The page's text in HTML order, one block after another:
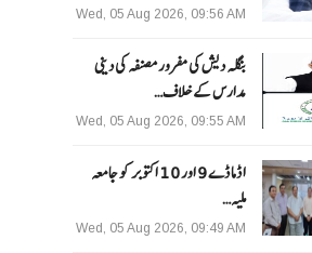
Wed, 05 Aug 2026, 09:56 AM
بنگلہ دیش کی مفرور مصنفہ کی دینی
مدارس کے خلاف…
Wed, 05 Aug 2026, 09:55 AM
ا ڈما ڈے 9 اور 10 اکتوبر کو جامعہ
ملیہ…
Wed, 05 Aug 2026, 09:49 AM